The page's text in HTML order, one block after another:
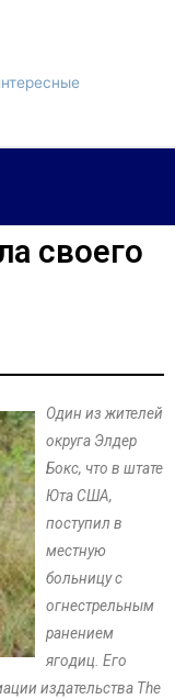
своего
Один из жителей
округа Элдер
Бокс, что в штате
Юта США,
поступил в
местную
больницу с
огнестрельным
ранением
ягодиц. Его
издательства The